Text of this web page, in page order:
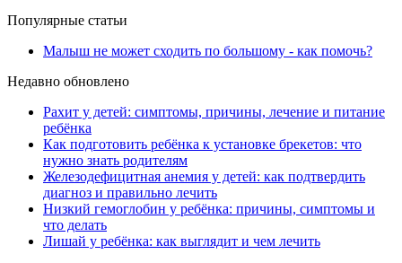
Популярные статьи
Малыш не может сходить по большому - как помочь?
Недавно обновлено
Рахит у детей: симптомы, причины, лечение и питание
ребёнка
Как подготовить ребёнка к установке брекетов: что
нужно знать родителям
Железодефицитная анемия у детей: как подтвердить
диагноз и правильно лечить
Низкий гемоглобин у ребёнка: причины, симптомы и
что делать
Лишай у ребёнка: как выглядит и чем лечить